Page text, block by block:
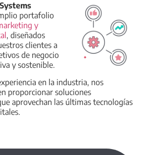
portafolio
y
, diseñados
clientes a
de negocio
y sostenible.
en la industria, nos
proporcionar soluciones
aprovechan las últimas tecnologías